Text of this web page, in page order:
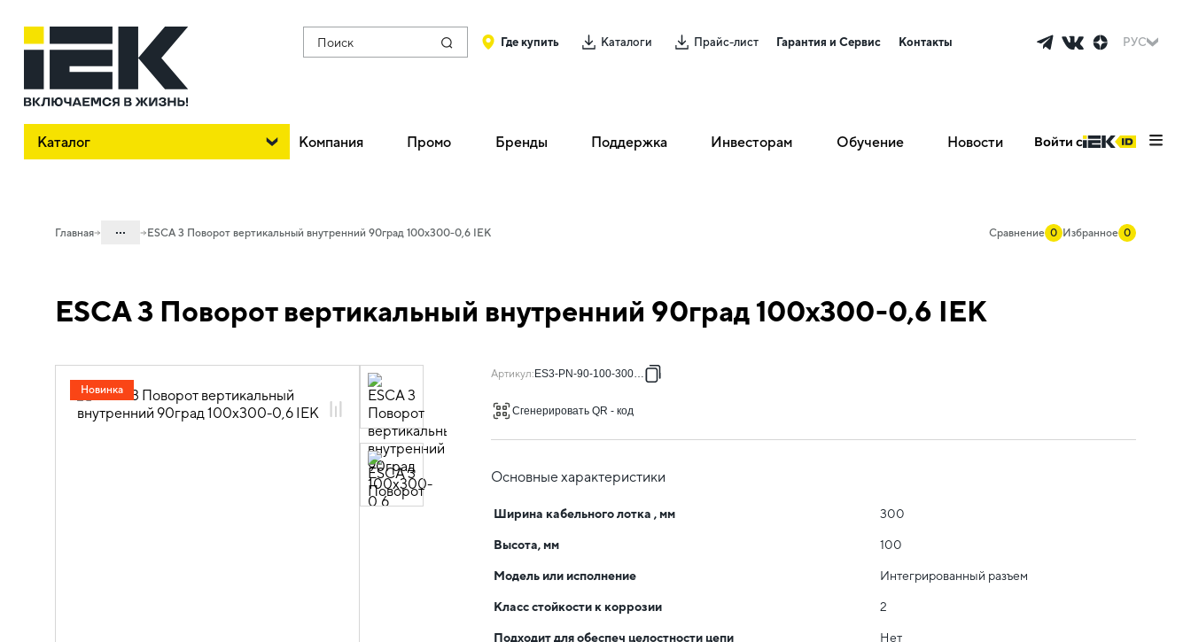
Поиск Где купить Каталоги Прайс-лист Гарантия и Сервис Контакты РУС
Каталог Компания Промо Бренды Поддержка Инвесторам Обучение Новости Войти с
Главная ...
05. Системы для прокладки кабеля
05.04 Кабельные лотки и аксессуары
05.04.04.03 Аксессуары для лотков
листовых ESCA
ESCA 3 Поворот вертикальный внутренний 90град 100х300-0,6 IEK Сравнение 0 Избранное 0
ESCA 3 Поворот вертикальный внутренний 90град 100х300-0,6 IEK
Новинка
Артикул: ES3-PN-90-100-300-06
Сгенерировать QR - код
Основные характеристики
Ширина кабельного лотка , мм 300
Высота, мм 100
Модель или исполнение Интегрированный разъем
Класс стойкости к коррозии 2
Подходит для обеспеч целостности цепи Нет